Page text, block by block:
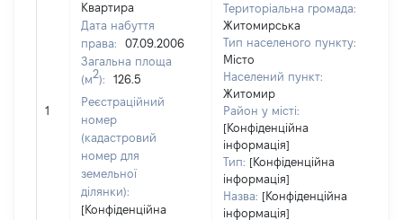
1
Квартира
Дата набуття
права:
07.09.2006
Загальна площа
(м2):
126.5
Реєстраційний
номер
(кадастровий
номер для
земельної
ділянки):
[Конфіденційна
Територіальна громада:
Житомирська
Тип населеного пункту:
Місто
Населений пункт:
Житомир
Район у місті:
[Конфіденційна
інформація]
Тип: [Конфіденційна
інформація]
Назва: [Конфіденційна
інформація]